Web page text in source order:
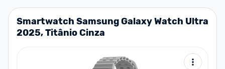
Smartwatch Samsung Galaxy Watch Ultra
2025, Titânio Cinza